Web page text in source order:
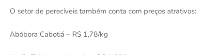
O setor de perecíveis também conta com preços atrativos:
Abóbora Cabotiá – R$ 1,78/kg